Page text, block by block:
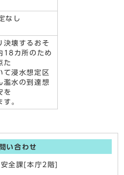
なし
決壊するおそ
18カ所のため
た
て浸水想定区
濫水の到達想
を
。
い合わせ
全課[本庁2階]